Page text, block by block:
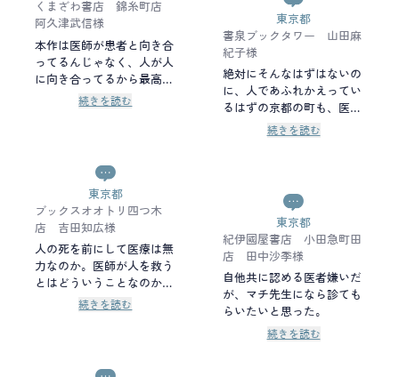
くまざわ書店 錦糸町店
阿久津武信様
本作は医師が患者と向き合
ってるんじゃなく、人が人
に向き合ってるから最高な
続きを読む
東京都
書泉ブックタワー 山田麻
紀子様
絶対にそんなはずはないの
に、人であふれかえってい
るはずの京都の町も、医療
の現場もマチ先生のいる風
いずれ自分にもその番がま
わってきた時、先生のよう
な人がいてくれたら、先生
の言葉を思い出せたら、と
願います。
続きを読む
東京都
ブックスオオトリ四つ木
店 吉田知広様
人の死を前にして医療は無
力なのか。医師が人を救う
とはどういうことなのか
―。 高難度の内視鏡手術
ら自らの哲学を深めていく
続きを読む
東京都
紀伊國屋書店 小田急町田
店 田中沙季様
自他共に認める医者嫌いだ
が、マチ先生になら診ても
らいたいと思った。
続きを読む